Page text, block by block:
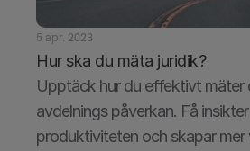
5 apr. 2023
Hur ska du mäta juridik?
Upptäck hur du effektivt mäter
avdelnings påverkan. Få
produktiviteten och skapar mer